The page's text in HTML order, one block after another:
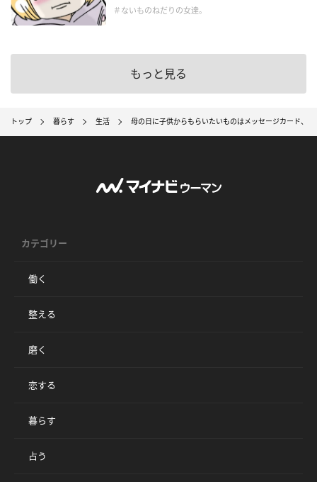
＃ないものねだりの女達。
もっと見る
トップ 暮らす 生活 母の日に子供からもらいたいものはメッセージカード、
カテゴリー
働く
整える
磨く
恋する
暮らす
占う